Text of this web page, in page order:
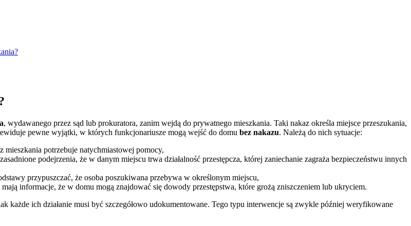
, wydawanego przez sąd lub prokuratora, zanim wejdą do prywatnego mieszkania. Taki nakaz określa miejsce przeszukania,
pewne wyjątki, w których funkcjonariusze mogą wejść do domu bez nakazu. Należą do nich sytuacje:
potrzebuje natychmiastowej pomocy,
podejrzenia, że w danym miejscu trwa działalność przestępcza, której zaniechanie zagraża bezpieczeństwu innych
przypuszczać, że osoba poszukiwana przebywa w określonym miejscu,
informacje, że w domu mogą znajdować się dowody przestępstwa, które grożą zniszczeniem lub ukryciem.
każde ich działanie musi być szczegółowo udokumentowane. Tego typu interwencje są zwykle później weryfikowane